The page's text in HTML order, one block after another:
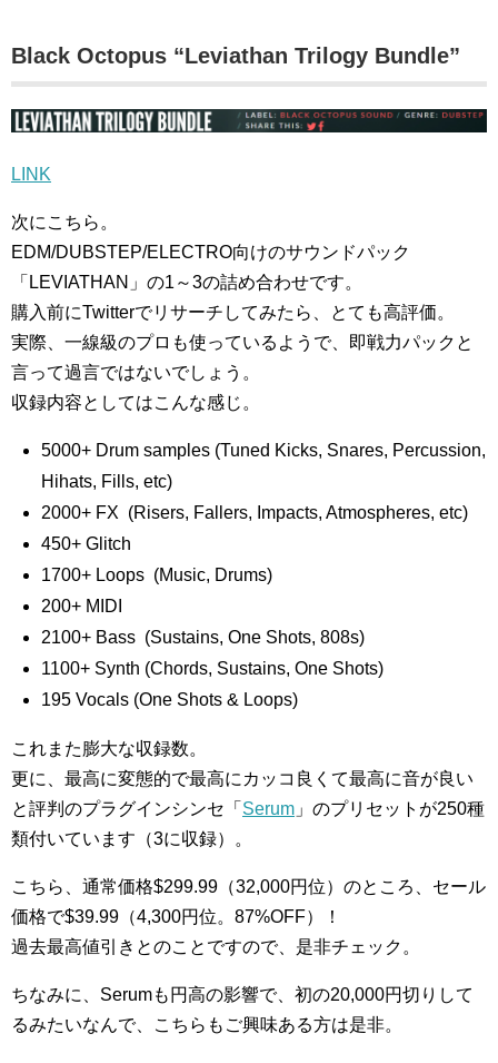
Black Octopus “Leviathan Trilogy Bundle”
LINK
次にこちら。
EDM/DUBSTEP/ELECTRO向けのサウンドパック
「LEVIATHAN」の1～3の詰め合わせです。
購入前にTwitterでリサーチしてみたら、とても高評価。
実際、一線級のプロも使っているようで、即戦力パックと
言って過言ではないでしょう。
収録内容としてはこんな感じ。
5000+ Drum samples (Tuned Kicks, Snares, Percussion,
Hihats, Fills, etc)
2000+ FX (Risers, Fallers, Impacts, Atmospheres, etc)
450+ Glitch
1700+ Loops (Music, Drums)
200+ MIDI
2100+ Bass (Sustains, One Shots, 808s)
1100+ Synth (Chords, Sustains, One Shots)
195 Vocals (One Shots & Loops)
これまた膨大な収録数。
更に、最高に変態的で最高にカッコ良くて最高に音が良い
と評判のプラグインシンセ「 Serum 」のプリセットが250種
類付いています（3に収録）。
こちら、通常価格$299.99（32,000円位）のところ、セール
価格で$39.99（4,300円位。87%OFF）！
過去最高値引きとのことですので、是非チェック。
ちなみに、Serumも円高の影響で、初の20,000円切りして
るみたいなんで、こちらもご興味ある方は是非。